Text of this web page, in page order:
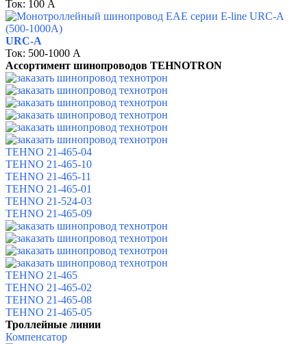
Ток: 100 А
URC-A
Ток: 500-1000 А
Ассортимент шинопроводов TEHNOTRON
TEHNO 21-465-04
TEHNO 21-465-10
TEHNO 21-465-11
TEHNO 21-465-01
TEHNO 21-524-03
TEHNO 21-465-09
TEHNO 21-465
TEHNO 21-465-02
TEHNO 21-465-08
TEHNO 21-465-05
Троллейные линии
Компенсатор